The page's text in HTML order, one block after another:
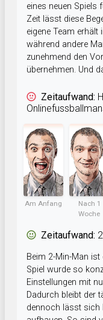
eines neuen
Zeit lässt diese
eigene Team
während andere
zunehmend den
übernehmen. Und
Zeitaufwand:
Am Anfang
Nach 1
Woche
Zeitaufwand:
Beim 2-Min-Man
Spiel wurde so
Einstellungen mit
Dadurch bleibt der
dennoch lässt sich